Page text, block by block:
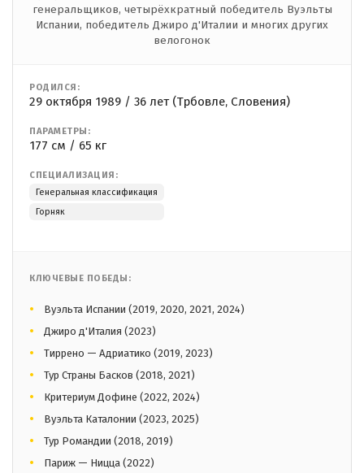
генеральщиков, четырёхкратный победитель Вуэльты
Испании, победитель Джиро д'Италии и многих других
велогонок
РОДИЛСЯ:
29 октября 1989 / 36 лет (Трбовле, Словения)
ПАРАМЕТРЫ:
177 см / 65 кг
СПЕЦИАЛИЗАЦИЯ:
Генеральная классификация
Горняк
КЛЮЧЕВЫЕ ПОБЕДЫ:
Вуэльта Испании (2019, 2020, 2021, 2024)
Джиро д'Италия (2023)
Тиррено — Адриатико (2019, 2023)
Тур Страны Басков (2018, 2021)
Критериум Дофине (2022, 2024)
Вуэльта Каталонии (2023, 2025)
Тур Романдии (2018, 2019)
Париж — Ницца (2022)